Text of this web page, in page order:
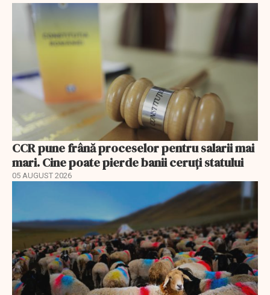
CCR pune frână proceselor pentru salarii mai
mari. Cine poate pierde banii ceruți statului
05 AUGUST 2026